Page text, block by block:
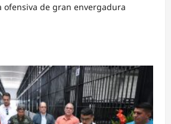
ofensiva de gran envergadura